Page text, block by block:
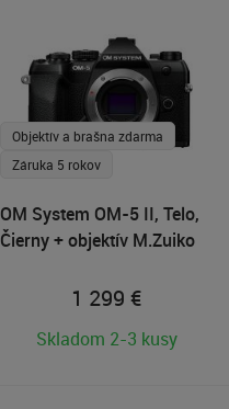
Objektív a brašna zdarma
Záruka 5 rokov
OM System OM-5 II, Telo,
Čierny + objektív M.Zuiko
1 299 €
Skladom 2-3 kusy